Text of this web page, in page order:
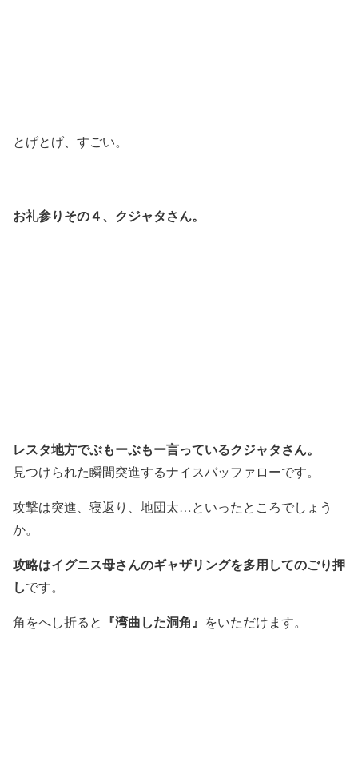
とげとげ、すごい。
お礼参りその４、クジャタさん。
レスタ地方でぶもーぶもー言っているクジャタさん。
見つけられた瞬間突進するナイスバッファローです。
攻撃は突進、寝返り、地団太…といったところでしょう
か。
攻略はイグニス母さんのギャザリングを多用してのごり押
しです。
角をへし折ると 『湾曲した洞角』 をいただけます。